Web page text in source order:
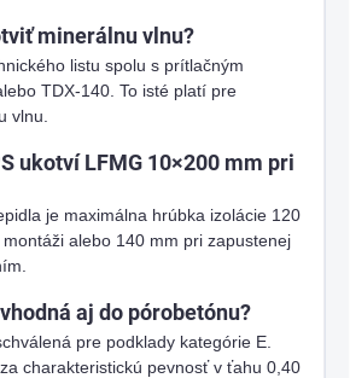
minerálnu vlnu?
listu spolu s prítlačným
TDX-140. To isté platí pre
vlnu.
ukotví LFMG 10×200 mm pri
je maximálna hrúbka izolácie 120
alebo 140 mm pri zapustenej
aj do pórobetónu?
pre podklady kategórie E.
charakteristickú pevnosť v ťahu 0,40